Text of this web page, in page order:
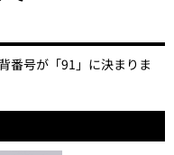
番号が「91」に決まりま